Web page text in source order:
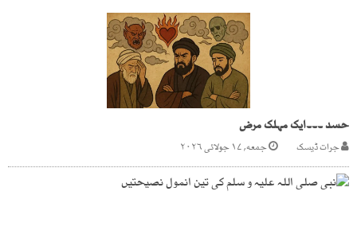
حسد ۔۔۔ایک مہلک مرض
جرات ڈیسک جمعه, ۱۷ جولائی ۲۰۲۶